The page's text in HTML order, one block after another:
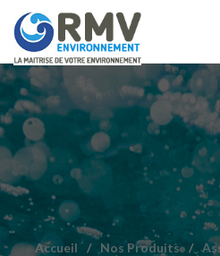
Accueil / Nos Produits /